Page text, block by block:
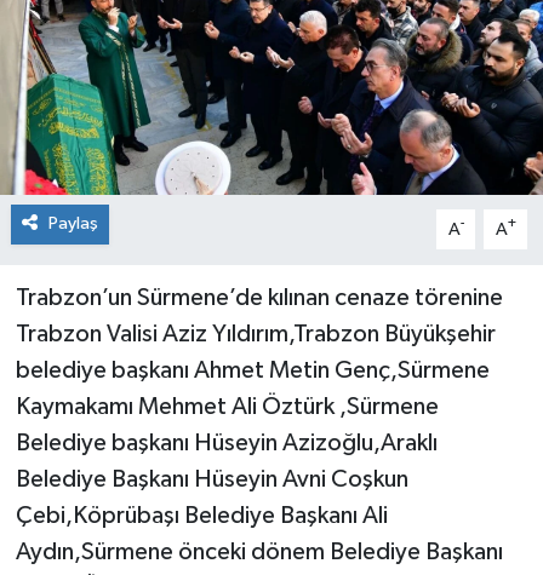
Paylaş A- A+
Trabzon’un Sürmene’de kılınan cenaze törenine
Trabzon Valisi Aziz Yıldırım,Trabzon Büyükşehir
belediye başkanı Ahmet Metin Genç,Sürmene
Kaymakamı Mehmet Ali Öztürk ,Sürmene
Belediye başkanı Hüseyin Azizoğlu,Araklı
Belediye Başkanı Hüseyin Avni Coşkun
Çebi,Köprübaşı Belediye Başkanı Ali
Aydın,Sürmene önceki dönem Belediye Başkanı